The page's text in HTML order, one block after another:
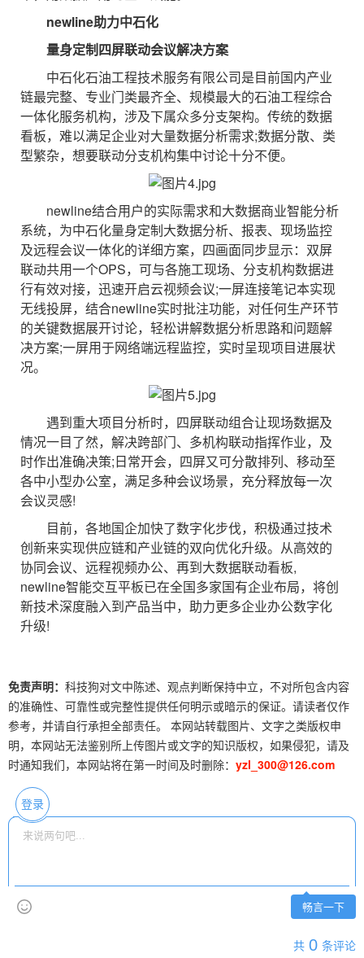
newline助力中石化
量身定制四屏联动会议解决方案
中石化石油工程技术服务有限公司是目前国内产业
链最完整、专业门类最齐全、规模最大的石油工程综合
一体化服务机构，涉及下属众多分支架构。传统的数据
看板，难以满足企业对大量数据分析需求;数据分散、类
型繁杂，想要联动分支机构集中讨论十分不便。
newline结合用户的实际需求和大数据商业智能分析
系统，为中石化量身定制大数据分析、报表、现场监控
及远程会议一体化的详细方案，四画面同步显示：双屏
联动共用一个OPS，可与各施工现场、分支机构数据进
行有效对接，迅速开启云视频会议;一屏连接笔记本实现
无线投屏，结合newline实时批注功能，对任何生产环节
的关键数据展开讨论，轻松讲解数据分析思路和问题解
决方案;一屏用于网络端远程监控，实时呈现项目进展状
况。
遇到重大项目分析时，四屏联动组合让现场数据及
情况一目了然，解决跨部门、多机构联动指挥作业，及
时作出准确决策;日常开会，四屏又可分散排列、移动至
各中小型办公室，满足多种会议场景，充分释放每一次
会议灵感!
目前，各地国企加快了数字化步伐，积极通过技术
创新来实现供应链和产业链的双向优化升级。从高效的
协同会议、远程视频办公、再到大数据联动看板,
newline智能交互平板已在全国多家国有企业布局，将创
新技术深度融入到产品当中，助力更多企业办公数字化
升级!
免责声明： 科技狗对文中陈述、观点判断保持中立，不对所包含内容
的准确性、可靠性或完整性提供任何明示或暗示的保证。请读者仅作
参考，并请自行承担全部责任。 本网站转载图片、文字之类版权申
明，本网站无法鉴别所上传图片或文字的知识版权，如果侵犯，请及
时通知我们，本网站将在第一时间及时删除： yzl_300@126.com
登录
畅言一下
共 0 条评论